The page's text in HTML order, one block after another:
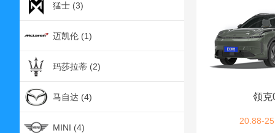
猛士 (3)
迈凯伦 (1)
玛莎拉蒂 (2)
马自达 (4)
MINI (4)
领克
20.88-